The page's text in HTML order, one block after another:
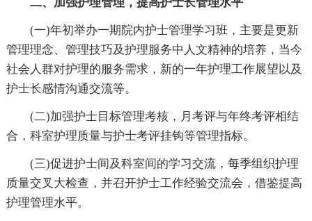
(一)年初举办一期院内护士管理学习班，主要是更新
管理理念、管理技巧及护理服务中人文精神的培养，当今
社会人群对护理的服务需求，新的一年护理工作展望以及
护士长感情沟通交流等。
(二)加强护士目标管理考核，月考评与年终考评相结
合，科室护理质量与护士考评挂钩等管理指标。
(三)促进护士间及科室间的学习交流，每季组织护理
质量交叉大检查，并召开护士工作经验交流会，借鉴提高
护理管理水平。